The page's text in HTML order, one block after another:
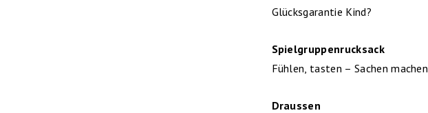
Glücksgarantie Kind?
Spielgruppenrucksack
Fühlen, tasten – Sachen machen
Draussen